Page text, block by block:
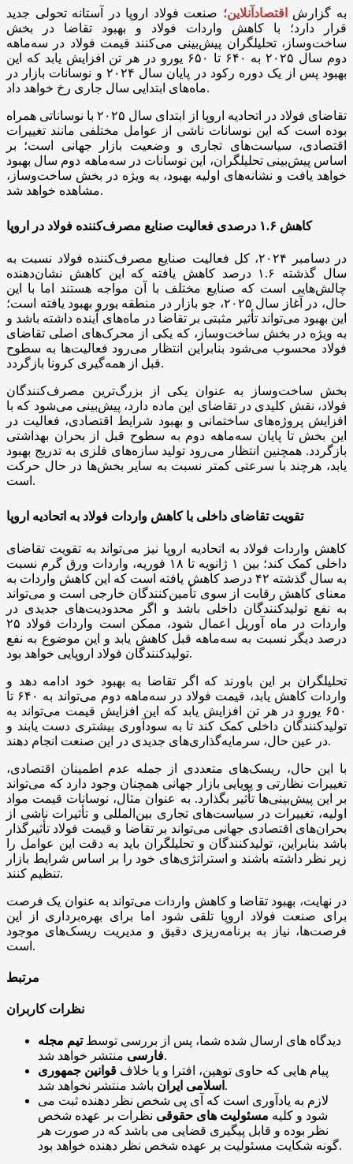
به گزارش اقتصادآنلاین؛ صنعت فولاد اروپا در آستانه تحولی جدید
قرار دارد؛ با کاهش واردات فولاد و بهبود تقاضا در بخش
ساخت‌وساز، تحلیلگران پیش‌بینی می‌کنند قیمت فولاد در سه‌ماهه
دوم سال ۲۰۲۵ به ۶۴۰ تا ۶۵۰ یورو در هر تن افزایش یابد که این
بهبود پس از یک دوره رکود در پایان سال ۲۰۲۴ و نوسانات بازار در
ماه‌های ابتدایی سال جاری رخ خواهد داد.
تقاضای فولاد در اتحادیه اروپا از ابتدای سال ۲۰۲۵ با نوساناتی همراه
بوده است که این نوسانات ناشی از عوامل مختلفی مانند تغییرات
اقتصادی، سیاست‌های تجاری و وضعیت بازار جهانی است؛ بر
اساس پیش‌بینی تحلیلگران، این نوسانات در سه‌ماهه دوم سال بهبود
خواهد یافت و نشانه‌های اولیه بهبود، به ویژه در بخش ساخت‌وساز،
مشاهده خواهد شد.
کاهش ۱.۶ درصدی فعالیت صنایع مصرف‌کننده فولاد در اروپا
در دسامبر ۲۰۲۴، کل فعالیت صنایع مصرف‌کننده فولاد نسبت به
سال گذشته ۱.۶ درصد کاهش یافته که این کاهش نشان‌دهنده
چالش‌هایی است که صنایع مختلف با آن مواجه هستند اما با این
حال، در آغاز سال ۲۰۲۵، جو بازار در منطقه یورو بهبود یافته است؛
این بهبود می‌تواند تأثیر مثبتی بر تقاضا در ماه‌های آینده داشته باشد و
به ویژه در بخش ساخت‌وساز، که یکی از محرک‌های اصلی تقاضای
فولاد محسوب می‌شود بنابراین انتظار می‌رود فعالیت‌ها به سطوح
قبل از همه‌گیری کرونا بازگردد.
بخش ساخت‌وساز به عنوان یکی از بزرگ‌ترین مصرف‌کنندگان
فولاد، نقش کلیدی در تقاضای این ماده دارد، پیش‌بینی می‌شود که با
افزایش پروژه‌های ساختمانی و بهبود شرایط اقتصادی، فعالیت در
این بخش تا پایان سه‌ماهه دوم به سطوح قبل از بحران بهداشتی
بازگردد. همچنین انتظار می‌رود تولید سازه‌های فلزی به تدریج بهبود
یابد، هرچند با سرعتی کمتر نسبت به سایر بخش‌ها در حال حرکت
است.
تقویت تقاضای داخلی با کاهش واردات فولاد به اتحادیه اروپا
کاهش واردات فولاد به اتحادیه اروپا نیز می‌تواند به تقویت تقاضای
داخلی کمک کند؛ بین ۱ ژانویه تا ۱۸ فوریه، واردات ورق گرم نسبت
به سال گذشته ۴۲ درصد کاهش یافته است که این کاهش واردات به
معنای کاهش رقابت از سوی تأمین‌کنندگان خارجی است و می‌تواند
به نفع تولیدکنندگان داخلی باشد و اگر محدودیت‌های جدیدی در
واردات در ماه آوریل اعمال شود، ممکن است واردات فولاد ۲۵
درصد دیگر نسبت به سه‌ماهه قبل کاهش یابد و این موضوع به نفع
تولیدکنندگان فولاد اروپایی خواهد بود.
تحلیلگران بر این باورند که اگر تقاضا به بهبود خود ادامه دهد و
واردات کاهش یابد، قیمت فولاد در سه‌ماهه دوم می‌تواند به ۶۴۰ تا
۶۵۰ یورو در هر تن افزایش یابد که این افزایش قیمت می‌تواند به
تولیدکنندگان داخلی کمک کند تا به سودآوری بیشتری دست یابند و
در عین حال، سرمایه‌گذاری‌های جدیدی در این صنعت انجام دهند.
با این حال، ریسک‌های متعددی از جمله عدم اطمینان اقتصادی،
تغییرات نظارتی و پویایی بازار جهانی همچنان وجود دارد که می‌تواند
بر این پیش‌بینی‌ها تأثیر بگذارد. به عنوان مثال، نوسانات قیمت مواد
اولیه، تغییرات در سیاست‌های تجاری بین‌المللی و تأثیرات ناشی از
بحران‌های اقتصادی جهانی می‌تواند بر تقاضا و قیمت فولاد تأثیرگذار
باشد بنابراین، تولیدکنندگان و تحلیلگران باید به دقت این عوامل را
زیر نظر داشته باشند و استراتژی‌های خود را بر اساس شرایط بازار
تنظیم کنند.
در نهایت، بهبود تقاضا و کاهش واردات می‌تواند به عنوان یک فرصت
برای صنعت فولاد اروپا تلقی شود اما برای بهره‌برداری از این
فرصت‌ها، نیاز به برنامه‌ریزی دقیق و مدیریت ریسک‌های موجود
است.
مرتبط
نظرات کاربران
دیدگاه های ارسال شده شما، پس از بررسی توسطتیم مجله
فارسیمنتشر خواهد شد.
پیام هایی که حاوی توهین، افترا و یا خلاف قوانین جمهوری
اسلامی ایران باشد منتشر نخواهد شد.
لازم به یادآوری است که آی پی شخص نظر دهنده ثبت می
شود و کلیه مسئولیت های حقوقی نظرات بر عهده شخص
نظر بوده و قابل پیگیری قضایی می باشد که در صورت هر
گونه شکایت مسئولیت بر عهده شخص نظر دهنده خواهد بود.